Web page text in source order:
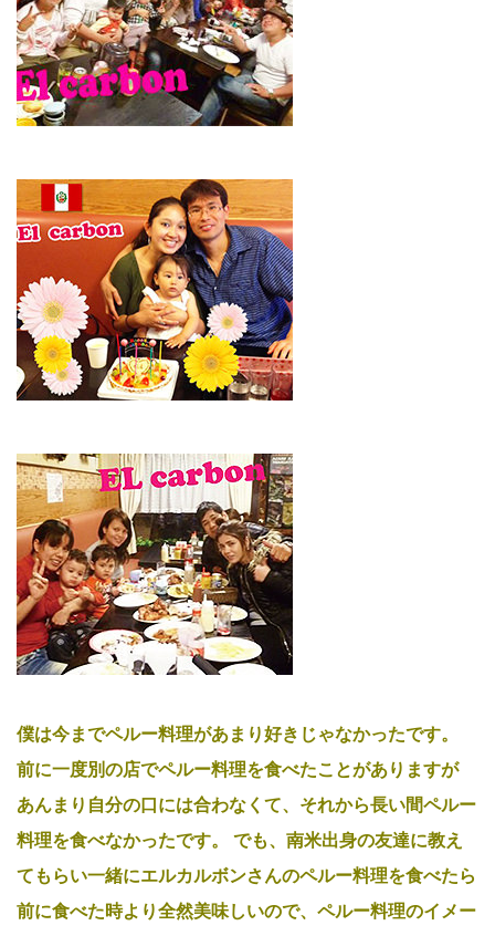
僕は今までペルー料理があまり好きじゃなかったです。
前に一度別の店でペルー料理を食べたことがありますが
あんまり自分の口には合わなくて、それから長い間ペルー
料理を食べなかったです。
でも、南米出身の友達に教え
てもらい一緒にエルカルボンさんのペルー料理を食べたら
前に食べた時より全然美味しいので、ペルー料理のイメー